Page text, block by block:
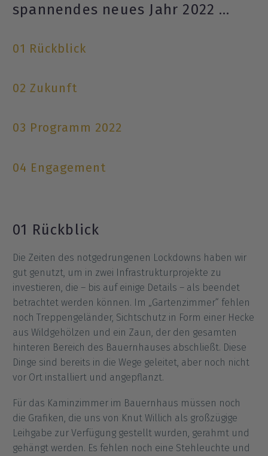
spannendes neues Jahr 2022 …
01 Rückblick
02 Zukunft
03 Programm 2022
04 Engagement
01 Rückblick
Die Zeiten des notgedrungenen Lockdowns haben wir
gut genutzt, um in zwei Infrastrukturprojekte zu
investieren, die – bis auf einige Details – als beendet
betrachtet werden können. Im „Gartenzimmer“ fehlen
noch Treppengeländer, Sichtschutz in Form einer Hecke
aus Wildgehölzen und ein Zaun, der den gesamten
hinteren Bereich des Bauernhauses abschließt. Diese
Dinge sind bereits in die Wege geleitet, aber noch nicht
vor Ort installiert und angepflanzt.
Für das Kaminzimmer im Bauernhaus müssen noch
die Grafiken, die uns von Knut Willich als großzügige
Leihgabe zur Verfügung gestellt wurden, gerahmt und
gehängt werden. Es fehlen noch eine Stehleuchte und